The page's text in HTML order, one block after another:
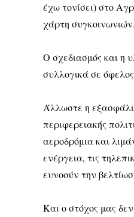
έχω τονίσει) στο
χάρτη συγκοινωνιών.
Ο σχεδιασμός και η
συλλογικά σε
Άλλωστε η
περιφερειακής
αεροδρόμια και
ενέργεια, τις
ευνοούν την
Και ο στόχος μας